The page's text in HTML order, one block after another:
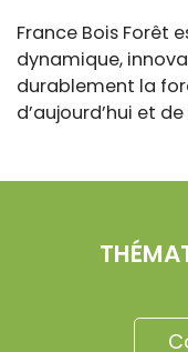
France Bois Forêt
dynamique,
durablement la
d’aujourd’hui et